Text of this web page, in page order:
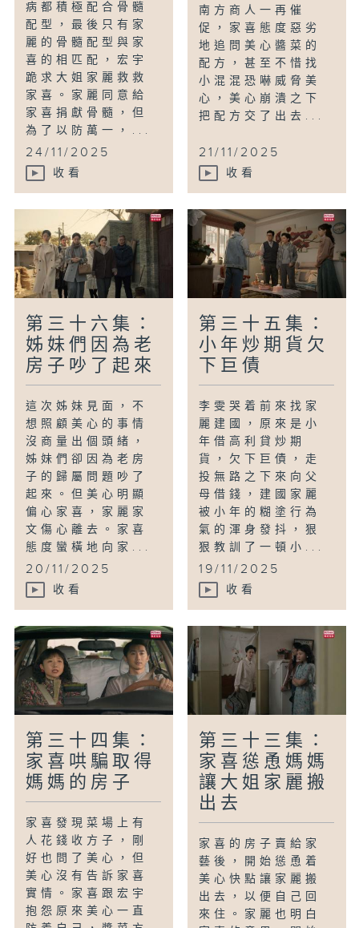
病都積極配合骨髓
配型，最後只有家
麗的骨髓配型與家
喜的相匹配，宏宇
跪求大姐家麗救救
家喜。家麗同意給
家喜捐獻骨髓，但
為了以防萬一，...
24/11/2025
收看
南方商人一再催
促，家喜態度惡劣
地追問美心醬菜的
配方，甚至不惜找
小混混恐嚇威脅美
心，美心崩潰之下
把配方交了出去...
21/11/2025
收看
第三十六集：
姊妹們因為老
房子吵了起來
這次姊妹見面，不
想照顧美心的事情
沒商量出個頭緒，
姊妹們卻因為老房
子的歸屬問題吵了
起來。但美心明顯
偏心家喜，家麗家
文傷心離去。家喜
態度蠻橫地向家...
20/11/2025
收看
第三十五集：
小年炒期貨欠
下巨債
李雯哭着前來找家
麗建國，原來是小
年借高利貸炒期
貨，欠下巨債，走
投無路之下來向父
母借錢，建國家麗
被小年的糊塗行為
氣的渾身發抖，狠
狠教訓了一頓小...
19/11/2025
收看
第三十四集：
家喜哄騙取得
媽媽的房子
家喜發現菜場上有
人花錢收方子，剛
好也問了美心，但
美心沒有告訴家喜
實情。家喜跟宏宇
抱怨原來美心一直
第三十三集：
家喜慫恿媽媽
讓大姐家麗搬
出去
家喜的房子賣給家
藝後，開始慫恿着
美心快點讓家麗搬
出去，以便自己回
來住。家麗也明白